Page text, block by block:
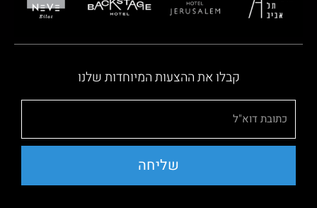
קבלו את ההצעות המיוחדות שלנו
שליחה